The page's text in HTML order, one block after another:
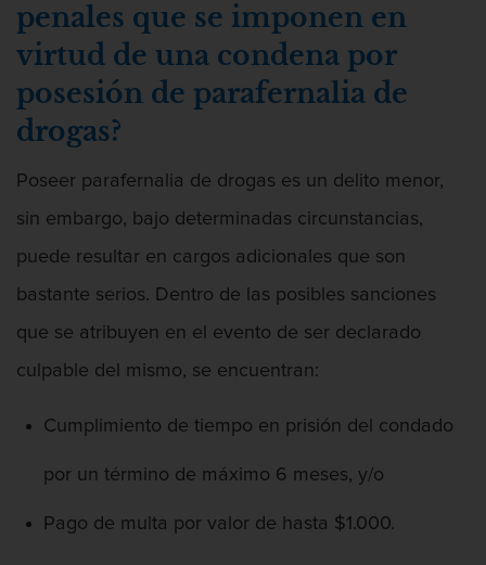
penales que se imponen en
virtud de una condena por
posesión de parafernalia de
drogas?
Poseer parafernalia de drogas es un delito menor,
sin embargo, bajo determinadas circunstancias,
puede resultar en cargos adicionales que son
bastante serios. Dentro de las posibles sanciones
que se atribuyen en el evento de ser declarado
culpable del mismo, se encuentran:
Cumplimiento de tiempo en prisión del condado
por un término de máximo 6 meses, y/o
Pago de multa por valor de hasta $1.000.